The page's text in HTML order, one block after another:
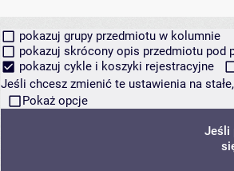
pokazuj grupy przedmiotu w kolumnie
pokazuj skrócony opis przedmiotu pod
pokazuj cykle i koszyki rejestracyjne
Jeśli chcesz zmienić te ustawienia na
Pokaż opcje
Jeśli